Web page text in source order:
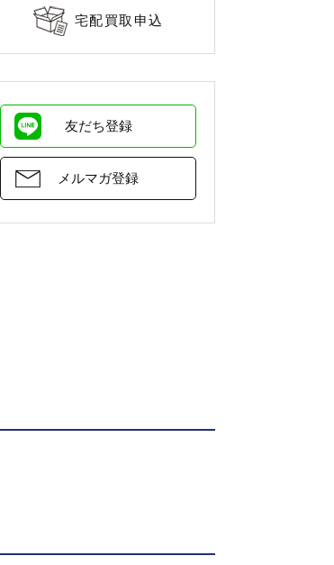
宅配買取申込
友だち登録
メルマガ登録